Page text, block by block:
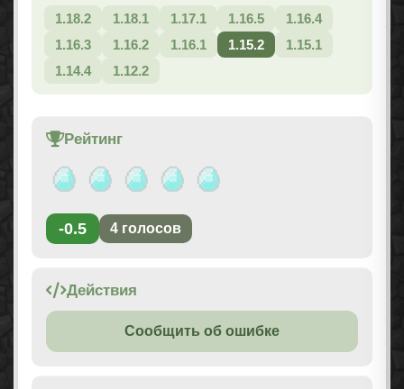
1.18.2
1.18.1 1.17.1 1.16.5
1.16.4
1.16.3
1.16.2 1.16.1 1.15.2
1.15.1
1.14.4
1.12.2
Рейтинг
-0.5 4 голосов
Действия
Сообщить об ошибке